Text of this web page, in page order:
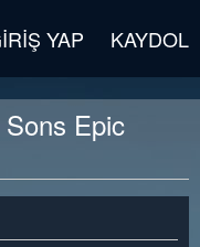
YAP KAYDOL
Epic